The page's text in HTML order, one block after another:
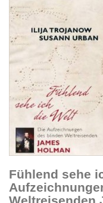
Fühlend sehe
Weltreisenden